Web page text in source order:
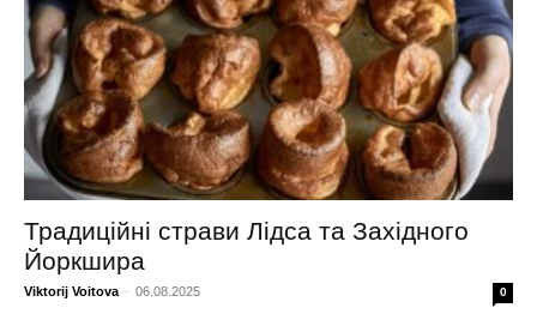
Традиційні страви Лідса та Західного
Йоркшира
Viktorij Voitova - 06.08.2025 0